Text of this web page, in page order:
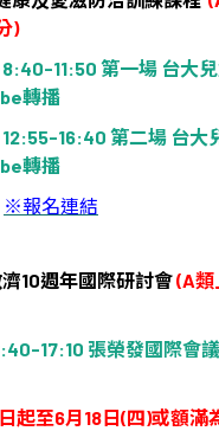
)
8:40-11:50 第一場 台大
轉播
12:55-16:40 第二場 台大
轉播
※報名連結
10週年國際研討會(A類
17:10 張榮發國際會
起至6月18日(四)或額滿